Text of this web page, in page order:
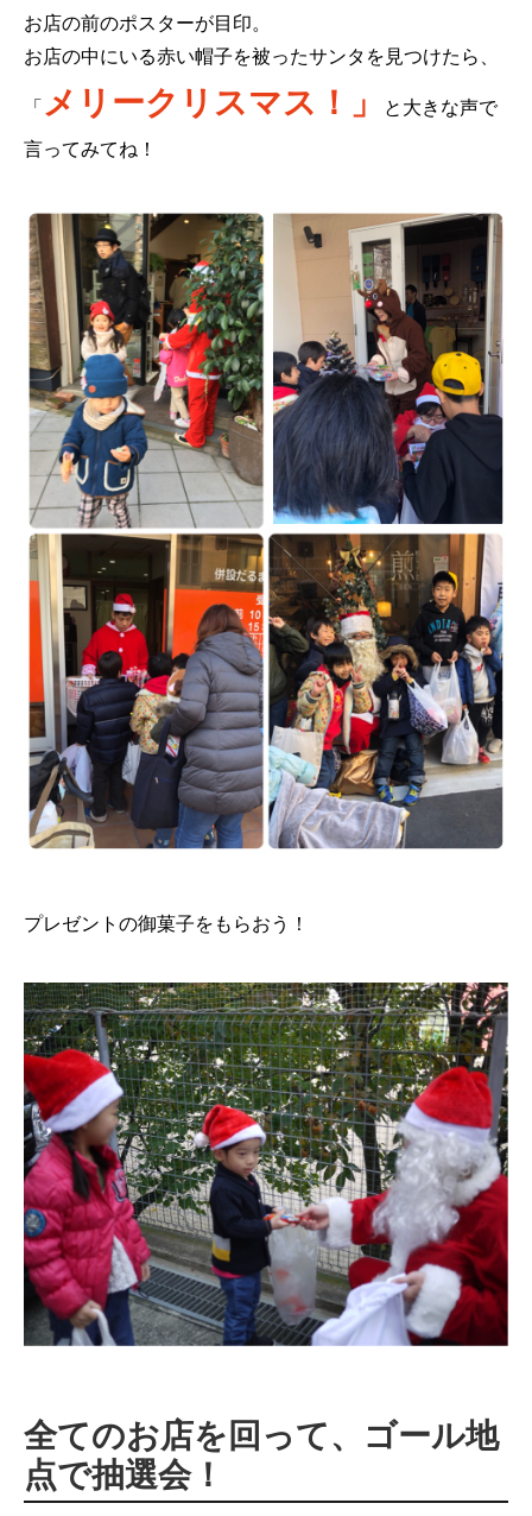
お店の前のポスターが目印。
お店の中にいる赤い帽子を被ったサンタを見つけたら、
「 メリークリスマス！」 と大きな声で
言ってみてね！
プレゼントの御菓子をもらおう！
全てのお店を回って、ゴール地
点で抽選会！